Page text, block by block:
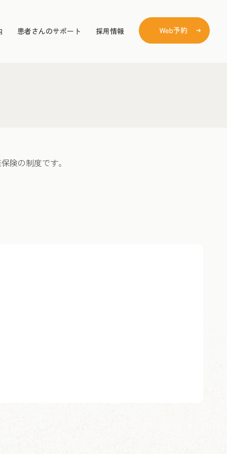
患者さんのサポート 採用情報
険の制度です。